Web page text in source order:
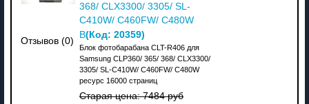
Отзывов (0)
368/ CLX3300/ 3305/ SL-
C410W/ C460FW/ C480W
В(Код: 20359)
Блок фотобарабана CLT-R406 для
Samsung CLP360/ 365/ 368/ CLX3300/
3305/ SL-C410W/ C460FW/ C480W
ресурс 16000 страниц
Старая цена:7484 руб